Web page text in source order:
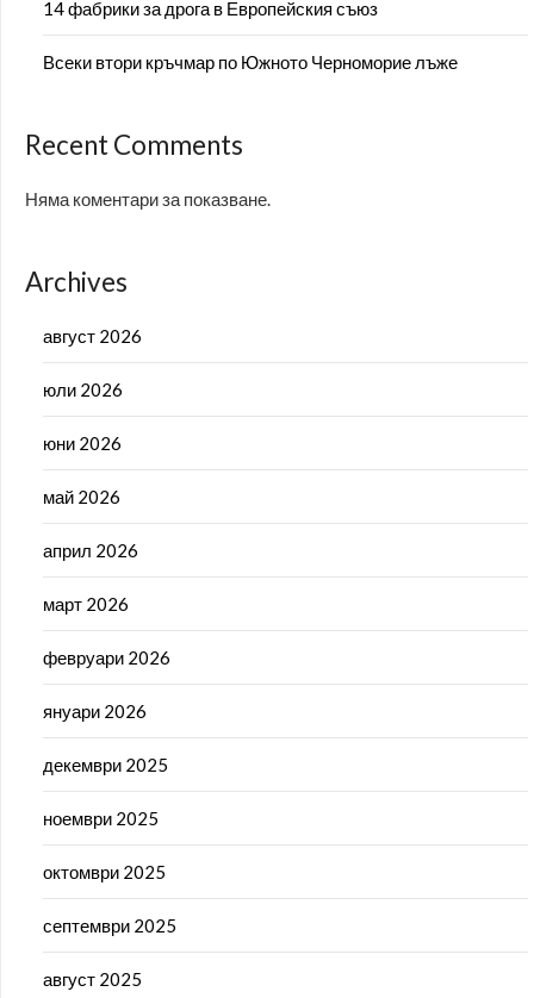
14 фабрики за дрога в Европейския съюз
Всеки втори кръчмар по Южното Черноморие лъже
Recent Comments
Няма коментари за показване.
Archives
август 2026
юли 2026
юни 2026
май 2026
април 2026
март 2026
февруари 2026
януари 2026
декември 2025
ноември 2025
октомври 2025
септември 2025
август 2025